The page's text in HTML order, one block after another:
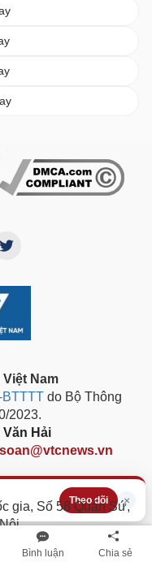
Bình luận Chia sẻ
Theo dõi ×
Nam
BTTTT do Bộ Thông
2023.
Văn Hải
gia, Số 58 Quán Sứ,